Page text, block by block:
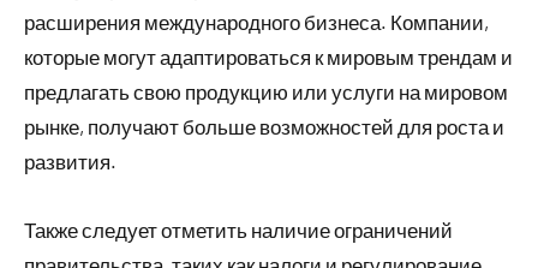
расширения международного бизнеса. Компании,
которые могут адаптироваться к мировым трендам и
предлагать свою продукцию или услуги на мировом
рынке, получают больше возможностей для роста и
развития.
Также следует отметить наличие ограничений